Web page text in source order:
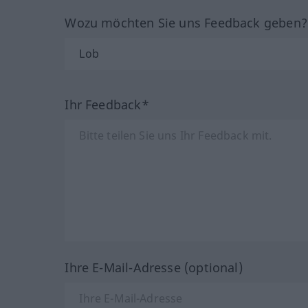
Wozu möchten Sie uns Feedback
Ihr Feedback*
Ihre E-Mail-Adresse (optional)